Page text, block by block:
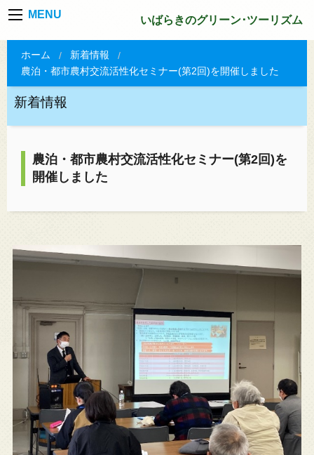
MENU いばらきのグリーン･ツーリズム
ホーム
新着情報
農泊・都市農村交流活性化セミナー(第2回)を開催しました
新着情報
農泊・都市農村交流活性化セミナー(第2回)を
開催しました